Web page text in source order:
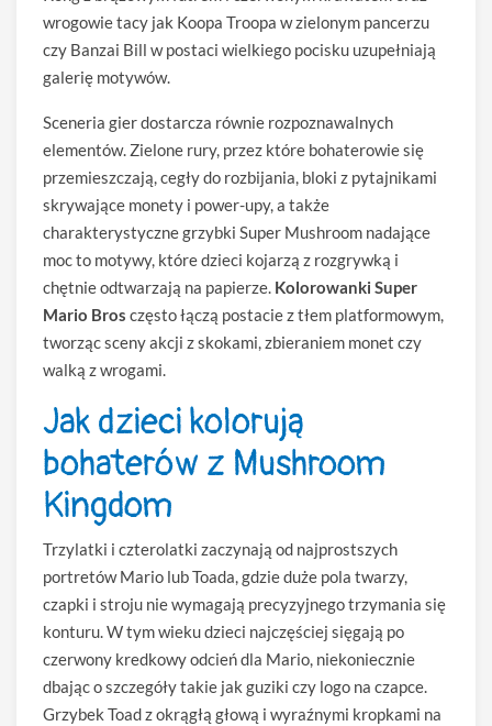
wrogowie tacy jak Koopa Troopa w zielonym pancerzu
czy Banzai Bill w postaci wielkiego pocisku uzupełniają
galerię motywów.
Sceneria gier dostarcza równie rozpoznawalnych
elementów. Zielone rury, przez które bohaterowie się
przemieszczają, cegły do rozbijania, bloki z pytajnikami
skrywające monety i power-upy, a także
charakterystyczne grzybki Super Mushroom nadające
moc to motywy, które dzieci kojarzą z rozgrywką i
chętnie odtwarzają na papierze. Kolorowanki Super
Mario Bros często łączą postacie z tłem platformowym,
tworząc sceny akcji z skokami, zbieraniem monet czy
walką z wrogami.
Jak dzieci kolorują
bohaterów z Mushroom
Kingdom
Trzylatki i czterolatki zaczynają od najprostszych
portretów Mario lub Toada, gdzie duże pola twarzy,
czapki i stroju nie wymagają precyzyjnego trzymania się
konturu. W tym wieku dzieci najczęściej sięgają po
czerwony kredkowy odcień dla Mario, niekoniecznie
dbając o szczegóły takie jak guziki czy logo na czapce.
Grzybek Toad z okrągłą głową i wyraźnymi kropkami na